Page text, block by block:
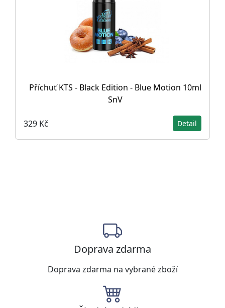
Příchuť KTS - Black Edition - Blue Motion 10ml
SnV
329 Kč Detail
Doprava zdarma
Doprava zdarma na vybrané zboží